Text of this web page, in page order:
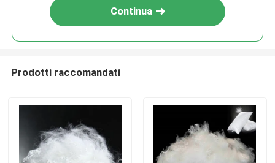
Continua
Prodotti raccomandati